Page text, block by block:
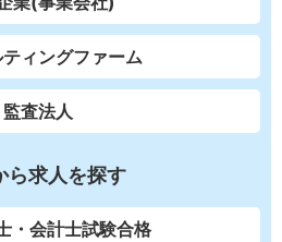
ィングファーム
監査法人
ら求人を探す
・会計士試験合格